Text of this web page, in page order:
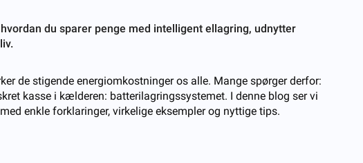
du sparer penge med intelligent ellagring, udnytter
de stigende energiomkostninger os alle. Mange spørger derfor:
kasse i kælderen: batterilagringssystemet. I denne blog ser vi
enkle forklaringer, virkelige eksempler og nyttige tips.